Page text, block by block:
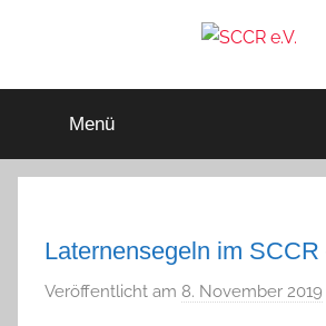
SCCR
e.V.
Deutschen
Segler-
Verband
Menü
Laternensegeln im SCCR
Veröffentlicht am 8. November 2019